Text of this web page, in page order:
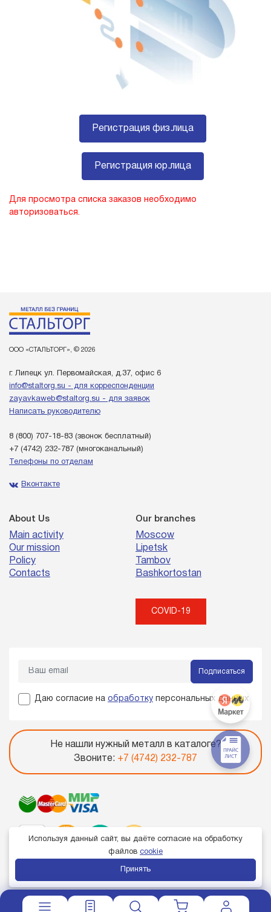
Регистрация физ.лица
Регистрация юр.лица
Для просмотра списка заказов необходимо
авторизоваться.
ООО «СТАЛЬТОРГ», © 2026
г. Липецк ул. Первомайская, д.37, офис 6
info@staltorg.su - для корреспонденции
zayavkaweb@staltorg.su - для заявок
Написать руководителю
8 (800) 707-18-83 (звонок бесплатный)
+7 (4742) 232-787 (многоканальный)
Телефоны по отделам
Вконтакте
About Us
Main activity
Our mission
Policy
Contacts
Our branches
Moscow
Lipetsk
Tambov
Bashkortostan
COVID-19
Подписаться
Даю согласие на обработку персональных данных
Не нашли нужный металл в каталоге?
Звоните: +7 (4742) 232-787
Член торгово-промышленной палаты
Используя данный сайт, вы даёте согласие на обработку
файлов cookie
Принять